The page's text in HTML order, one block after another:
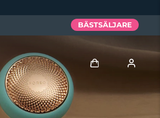
BÄSTSÄLJARE
Logga in